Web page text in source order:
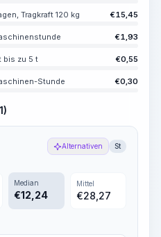
Tragkraft 120 kg €15,45
€1,93
bis zu 5 t €0,55
Stunde €0,30
Alternativen St
Median
€12,24
Mittel
€28,27